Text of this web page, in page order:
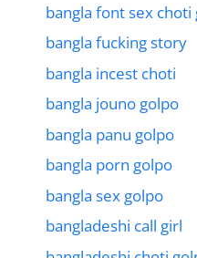
bangla font sex choti
bangla fucking story
bangla incest choti
bangla jouno golpo
bangla panu golpo
bangla porn golpo
bangla sex golpo
bangladeshi call girl